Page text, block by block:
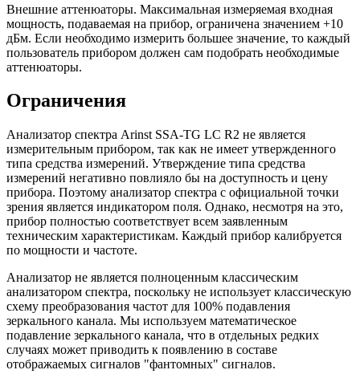
Внешние аттенюаторы. Максимальная измеряемая входная
мощность, подаваемая на прибор, ограничена значением +10
дБм. Если необходимо измерить большее значение, то каждый
пользователь прибором должен сам подобрать необходимые
аттенюаторы.
Ограничения
Анализатор спектра Arinst SSA-TG LC R2 не является
измерительным прибором, так как не имеет утвержденного
типа средства измерений. Утверждение типа средства
измерений негативно повлияло бы на доступность и цену
прибора. Поэтому анализатор спектра с официальной точки
зрения является индикатором поля. Однако, несмотря на это,
прибор полностью соответствует всем заявленным
техническим характеристикам. Каждый прибор калибруется
по мощности и частоте.
Анализатор не является полноценным классическим
анализатором спектра, поскольку не использует классическую
схему преобразования частот для 100% подавления
зеркального канала. Мы используем математическое
подавление зеркального канала, что в отдельных редких
случаях может приводить к появлению в составе
отображаемых сигналов "фантомных" сигналов.